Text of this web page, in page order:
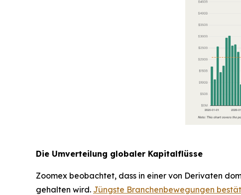
Die Umverteilung globaler Kapitalflüsse
Zoomex beobachtet, dass in einer von Derivaten
gehalten wird. Jüngste Branchenbewegungen